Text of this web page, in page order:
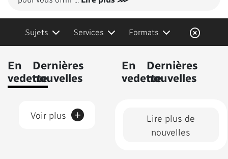
Sujets Services Formats
En
vedette
Dernières
nouvelles
Lire plus de
nouvelles
En
vedette
Dernières
nouvelles
Voir plus +